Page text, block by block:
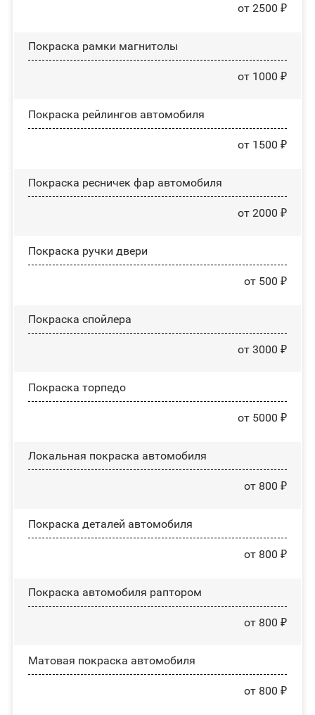
от 2500 ₽
Покраска рамки магнитолы
от 1000 ₽
Покраска рейлингов автомобиля
от 1500 ₽
Покраска ресничек фар автомобиля
от 2000 ₽
Покраска ручки двери
от 500 ₽
Покраска спойлера
от 3000 ₽
Покраска торпедо
от 5000 ₽
Локальная покраска автомобиля
от 800 ₽
Покраска деталей автомобиля
от 800 ₽
Покраска автомобиля раптором
от 800 ₽
Матовая покраска автомобиля
от 800 ₽